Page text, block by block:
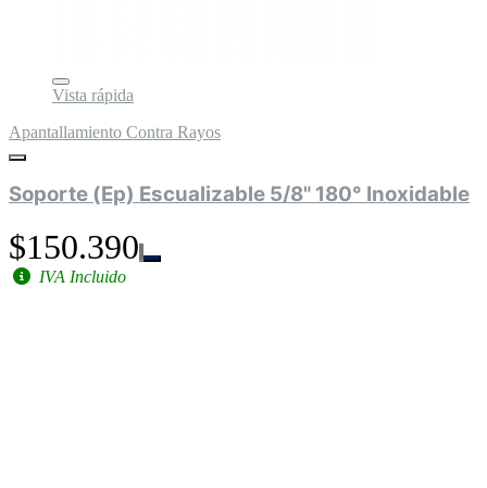
Vista rápida
Apantallamiento Contra Rayos
Soporte (Ep) Escualizable 5/8" 180° Inoxidable
$150.390
IVA Incluido